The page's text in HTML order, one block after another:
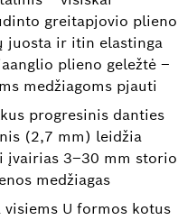
greitapjovio plieno
juosta ir itin elastinga
plieno geležtė –
medžiagoms pjauti
progresinis danties
(2,7 mm) leidžia
įvairias 3–30 mm storio
medžiagas
visiems U formos kotus